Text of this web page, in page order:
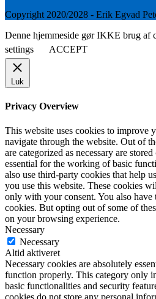
Copyright 2020/2028 - Erik Egvad
Denne hjemmeside gør IKKE brug af
settings
ACCEPT
Luk
Privacy Overview
This website uses cookies to improve
navigate through the website. Out of
are categorized as necessary are
essential for the working of basic
also use third-party cookies that help
you use this website. These cookies
only with your consent. You also
cookies. But opting out of some of
on your browsing experience.
Necessary
Necessary
Altid aktiveret
Necessary cookies are absolutely
function properly. This category only
basic functionalities and security
cookies do not store any personal